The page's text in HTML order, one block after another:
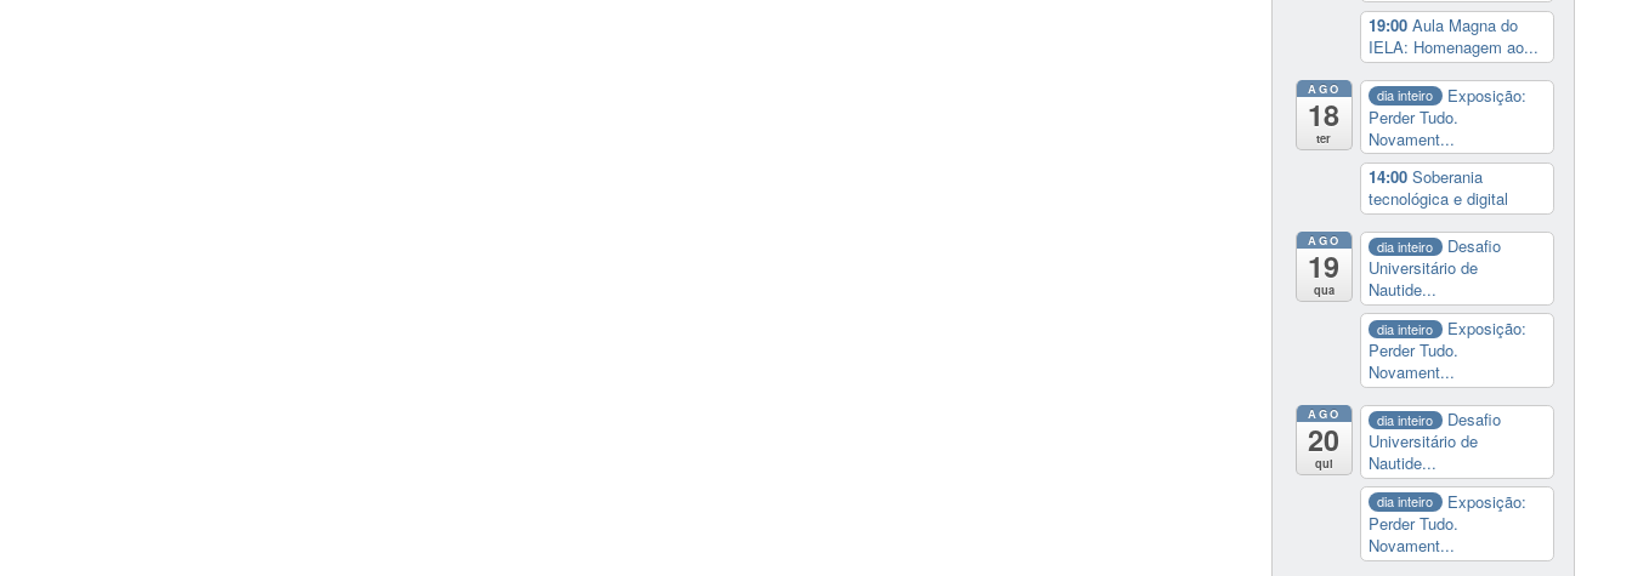
19:00 Aula Magna do
IELA: Homenagem ao...
AGO
18
ter
dia inteiro
Exposição:
Perder Tudo.
Novament...
14:00 Soberania
tecnológica e digital
AGO
19
qua
dia inteiro
Desafio
Universitário de
Nautide...
dia inteiro
Exposição:
Perder Tudo.
Novament...
AGO
20
qui
dia inteiro
Desafio
Universitário de
Nautide...
dia inteiro
Exposição:
Perder Tudo.
Novament...